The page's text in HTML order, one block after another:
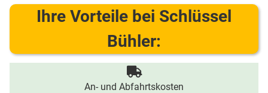
Ihre Vorteile bei Schlüssel
Bühler:
An- und Abfahrtskosten